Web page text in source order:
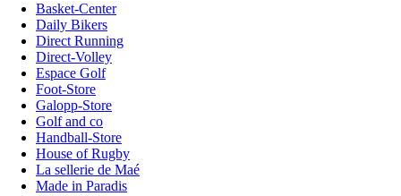
Basket-Center
Daily Bikers
Direct Running
Direct-Volley
Espace Golf
Foot-Store
Galopp-Store
Golf and co
Handball-Store
House of Rugby
La sellerie de Maé
Made in Paradis